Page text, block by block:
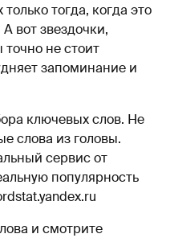
тогда, когда это
вот звездочки,
не стоит
запоминание и
ключевых слов. Не
слова из головы.
сервис от
популярность
и смотрите